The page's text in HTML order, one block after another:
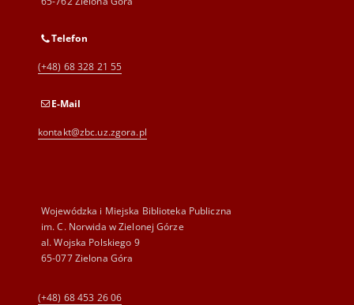
Telefon
(+48) 68 328 21 55
E-Mail
kontakt@zbc.uz.zgora.pl
Wojewódzka i Miejska Biblioteka Publiczna
im. C. Norwida w Zielonej Górze
al. Wojska Polskiego 9
65-077 Zielona Góra
(+48) 68 453 26 06